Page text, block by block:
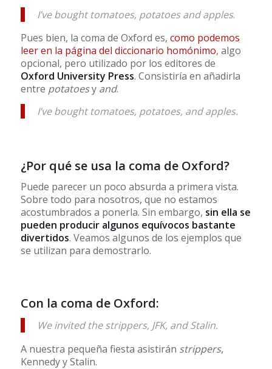
I’ve bought tomatoes, potatoes and apples.
Pues bien, la coma de Oxford es, como podemos
leer en la página del diccionario homónimo, algo
opcional, pero utilizado por los editores de
Oxford University Press. Consistiría en añadirla
entre potatoesy and.
I’ve bought tomatoes, potatoes, and apples.
¿Por qué se usa la coma de Oxford?
Puede parecer un poco absurda a primera vista.
Sobre todo para nosotros, que no estamos
acostumbrados a ponerla. Sin embargo, sin ella se
pueden producir algunos equívocos bastante
divertidos. Veamos algunos de los ejemplos que
se utilizan para demostrarlo.
Con la coma de Oxford:
We invited the strippers, JFK, and Stalin.
A nuestra pequeña fiesta asistirán strippers,
Kennedy y Stalin.